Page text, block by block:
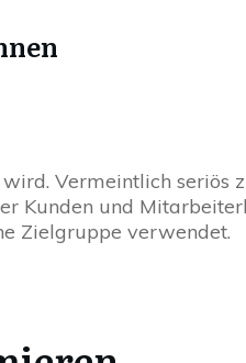
Vermeintlich seriös
Kunden und
Zielgruppe verwendet.